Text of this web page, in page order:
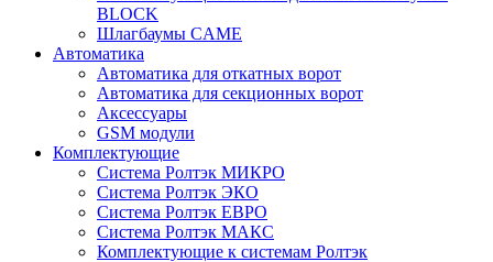
BLOCK
Шлагбаумы CAME
Автоматика
Автоматика для откатных ворот
Автоматика для секционных ворот
Аксессуары
GSM модули
Комплектующие
Система Ролтэк МИКРО
Система Ролтэк ЭКО
Система Ролтэк ЕВРО
Система Ролтэк МАКС
Комплектующие к системам Ролтэк